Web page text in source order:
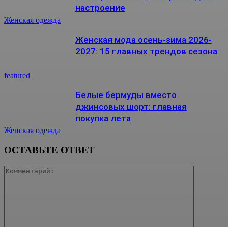
Женская одежда
настроение
featured
Женская мода осень-зима 2026-
2027: 15 главных трендов сезона
Женская одежда
Белые бермуды вместо
джинсовых шорт: главная
покупка лета
ОСТАВЬТЕ ОТВЕТ